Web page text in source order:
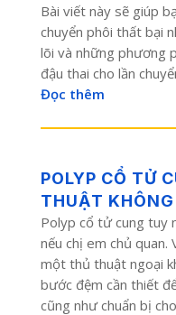
Bài viết này sẽ giúp
chuyển phôi thất bại
lõi và những phương
đậu thai cho lần
Đọc thêm
POLYP CỔ TỬ
THUẬT KHÔNG
Polyp cổ tử cung tuy
nếu chị em chủ quan.
một thủ thuật ngoại
bước đệm cần thiết
cũng như chuẩn bị